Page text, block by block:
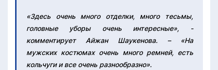
«Здесь очень много отделки, много тесьмы,
головные уборы очень интересные», -
комментирует Айжан Шаукенова. – «На
мужских костюмах очень много ремней, есть
кольчуги и все очень разнообразно».